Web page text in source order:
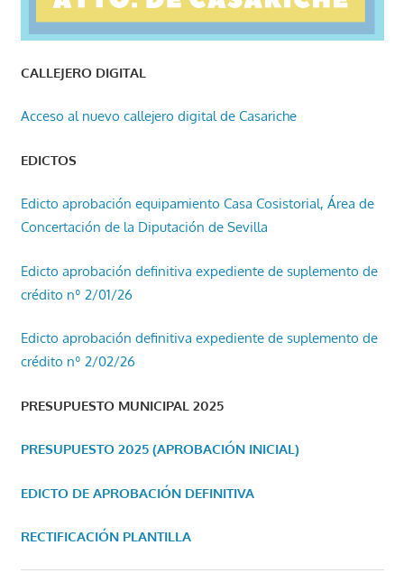
CALLEJERO DIGITAL
Acceso al nuevo callejero digital de Casariche
EDICTOS
Edicto aprobación equipamiento Casa Cosistorial, Área de
Concertación de la Diputación de Sevilla
Edicto aprobación definitiva expediente de suplemento de
crédito nº 2/01/26
Edicto aprobación definitiva expediente de suplemento de
crédito nº 2/02/26
PRESUPUESTO MUNICIPAL 2025
PRESUPUESTO 2025 (APROBACIÓN INICIAL)
EDICTO DE APROBACIÓN DEFINITIVA
RECTIFICACIÓN PLANTILLA